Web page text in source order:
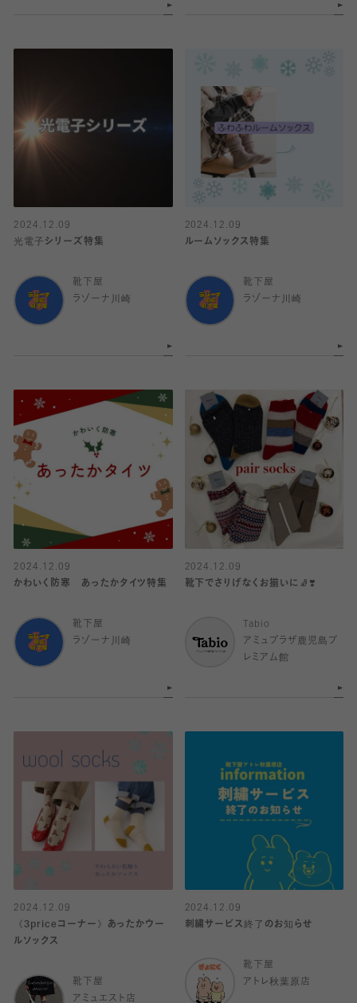
2024.12.09
光電子シリーズ特集
靴下屋
ラゾーナ川崎
2024.12.09
ルームソックス特集
靴下屋
ラゾーナ川崎
2024.12.09
かわいく防寒 あったかタイツ特集
靴下屋
ラゾーナ川崎
2024.12.09
靴下でさりげなくお揃いに🧦❣️
Tabio
アミュプラザ鹿児島プ
レミアム館
2024.12.09
《3priceコーナー》あったかウー
ルソックス
靴下屋
アミュエスト店
2024.12.09
刺繍サービス終了のお知らせ
靴下屋
アトレ秋葉原店